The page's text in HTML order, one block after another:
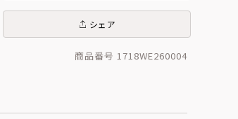
シェア
商品番号 1718WE260004